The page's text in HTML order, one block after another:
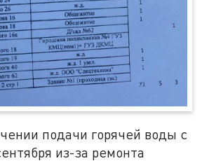
подачи горячей воды с
из-за ремонта